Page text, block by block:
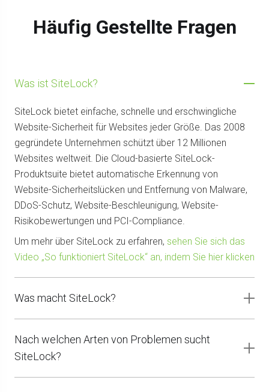
Häufig Gestellte Fragen
Was ist SiteLock?
SiteLock bietet einfache, schnelle und erschwingliche
Website-Sicherheit für Websites jeder Größe. Das 2008
gegründete Unternehmen schützt über 12 Millionen
Websites weltweit. Die Cloud-basierte SiteLock-
Produktsuite bietet automatische Erkennung von
Website-Sicherheitslücken und Entfernung von Malware,
DDoS-Schutz, Website-Beschleunigung, Website-
Risikobewertungen und PCI-Compliance.
Um mehr über SiteLock zu erfahren, sehen Sie sich das
Video „So funktioniert SiteLock“ an, indem Sie hier klicken
Was macht SiteLock?
Nach welchen Arten von Problemen sucht
SiteLock?